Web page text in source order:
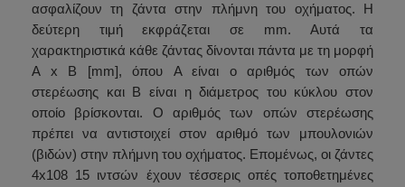
ασφαλίζουν τη ζάντα στην πλήμνη του οχήματος. Η
δεύτερη τιμή εκφράζεται σε mm. Αυτά τα
χαρακτηριστικά κάθε ζάντας δίνονται πάντα με τη μορφή
A x B [mm], όπου A είναι ο αριθμός των οπών
στερέωσης και B είναι η διάμετρος του κύκλου στον
οποίο βρίσκονται. Ο αριθμός των οπών στερέωσης
πρέπει να αντιστοιχεί στον αριθμό των μπουλονιών
(βιδών) στην πλήμνη του οχήματος. Επομένως, οι ζάντες
4x108 15 ιντσών έχουν τέσσερις οπές τοποθετημένες